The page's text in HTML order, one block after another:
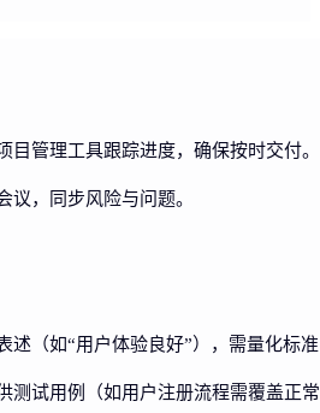
目管理工具跟踪进度，确保按时交付。
议，同步风险与问题。
述（如“用户体验良好”），需量化标
测试用例（如用户注册流程需覆盖正